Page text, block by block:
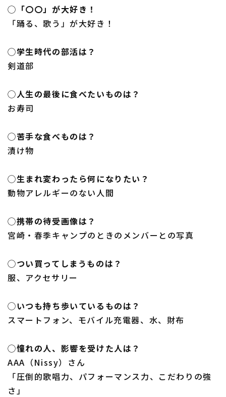
◯「〇〇」が大好き！
「踊る、歌う」が大好き！
◯学生時代の部活は？
剣道部
◯人生の最後に食べたいものは？
お寿司
◯苦手な食べものは？
漬け物
◯生まれ変わったら何になりたい？
動物アレルギーのない人間
◯携帯の待受画像は？
宮崎・春季キャンプのときのメンバーとの写真
◯つい買ってしまうものは？
服、アクセサリー
◯いつも持ち歩いているものは？
スマートフォン、モバイル充電器、水、財布
◯憧れの人、影響を受けた人は？
AAA（Nissy）さん
「圧倒的歌唱力、パフォーマンス力、こだわりの強
さ」